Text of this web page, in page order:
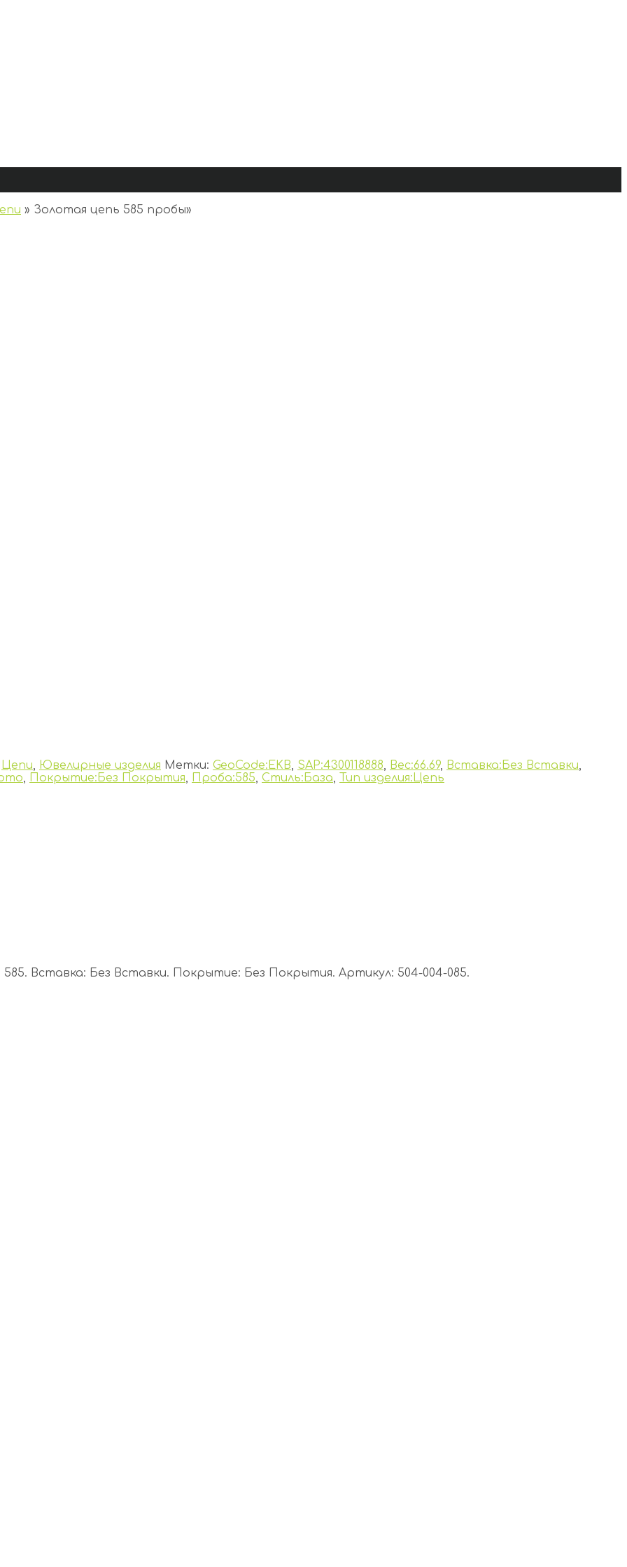
» Золотая цепь 585 пробы»
Цепи, Ювелирные изделия Метки: GeoCode:EKB, SAP:4300118888, Вес:66.69, Вставка:Без Вставки,
, Покрытие:Без Покрытия, Проба:585, Стиль:База, Тип изделия:Цепь
Вставка: Без Вставки. Покрытие: Без Покрытия. Артикул: 504-004-085.